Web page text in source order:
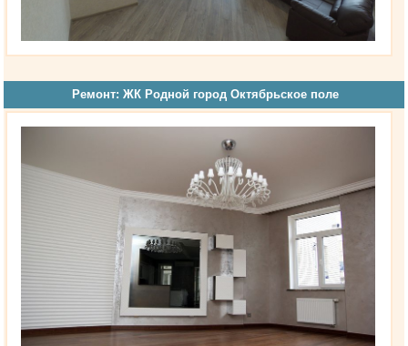
Ремонт: ЖК Родной город Октябрьское поле